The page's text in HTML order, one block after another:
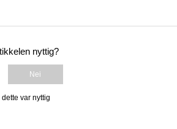
nyttig?
Nei
var nyttig